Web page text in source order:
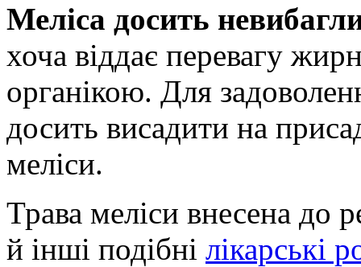
Меліса досить
хоча віддає перевагу
органікою. Для
досить висадити на
меліси.
Трава меліси внесена до
й інші подібні лікарські